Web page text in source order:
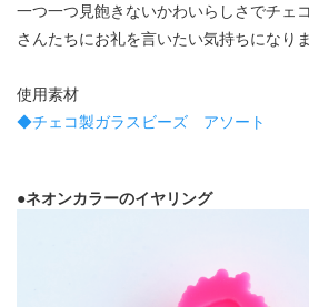
一つ一つ見飽きないかわいらしさでチェ
さんたちにお礼を言いたい気持ちになり
使用素材
◆チェコ製ガラスビーズ アソート
●ネオンカラーのイヤリング